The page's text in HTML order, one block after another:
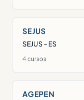
SEJUS
SEJUS - ES
4 cursos
AGEPEN